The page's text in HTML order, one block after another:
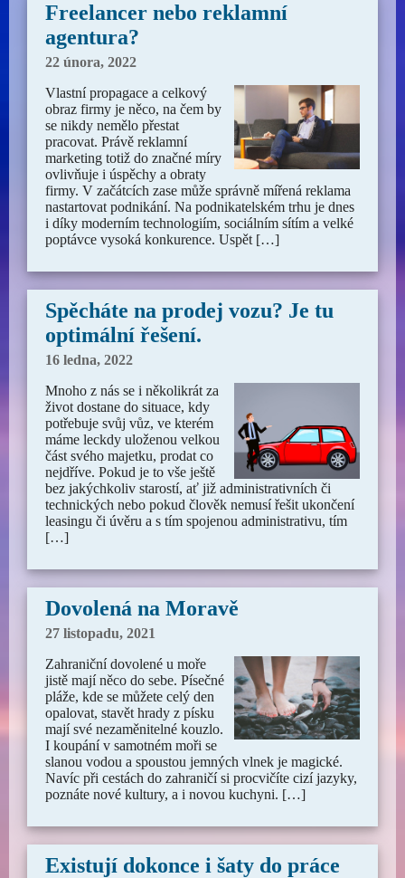
Freelancer nebo reklamní
agentura?
22 února, 2022
Vlastní propagace a celkový
obraz firmy je něco, na čem by
se nikdy nemělo přestat
pracovat. Právě reklamní
marketing totiž do značné míry
ovlivňuje i úspěchy a obraty
firmy. V začátcích zase může správně mířená reklama
nastartovat podnikání. Na podnikatelském trhu je dnes
i díky moderním technologiím, sociálním sítím a velké
poptávce vysoká konkurence. Uspět […]
Spěcháte na prodej vozu? Je tu
optimální řešení.
16 ledna, 2022
Mnoho z nás se i několikrát za
život dostane do situace, kdy
potřebuje svůj vůz, ve kterém
máme leckdy uloženou velkou
část svého majetku, prodat co
nejdříve. Pokud je to vše ještě
bez jakýchkoliv starostí, ať již administrativních či
technických nebo pokud člověk nemusí řešit ukončení
leasingu či úvěru a s tím spojenou administrativu, tím
[…]
Dovolená na Moravě
27 listopadu, 2021
Zahraniční dovolené u moře
jistě mají něco do sebe. Písečné
pláže, kde se můžete celý den
opalovat, stavět hrady z písku
mají své nezaměnitelné kouzlo.
I koupání v samotném moři se
slanou vodou a spoustou jemných vlnek je magické.
Navíc při cestách do zahraničí si procvičíte cizí jazyky,
poznáte nové kultury, a i novou kuchyni. […]
Existují dokonce i šaty do práce